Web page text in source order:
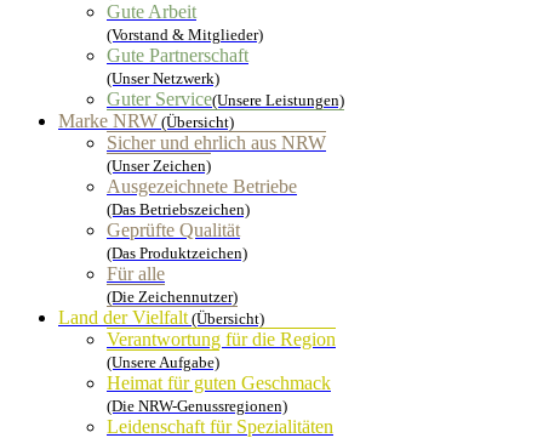
Gute Arbeit
(Vorstand & Mitglieder)
Gute Partnerschaft
(Unser Netzwerk)
Guter Service(Unsere Leistungen)
Marke NRW (Übersicht)
Sicher und ehrlich aus NRW
(Unser Zeichen)
Ausgezeichnete Betriebe
(Das Betriebszeichen)
Geprüfte Qualität
(Das Produktzeichen)
Für alle
(Die Zeichennutzer)
Land der Vielfalt(Übersicht)
Verantwortung für die Region
(Unsere Aufgabe)
Heimat für guten Geschmack
(Die NRW-Genussregionen)
Leidenschaft für Spezialitäten